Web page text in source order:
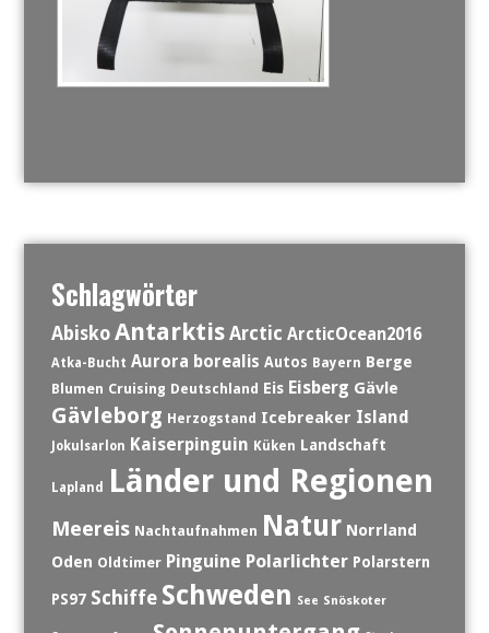
Schlagwörter
Abisko Antarktis Arctic ArcticOcean2016
Atka-Bucht Aurora borealis Autos Bayern Berge
Blumen Cruising Deutschland Eis Eisberg Gävle
Gävleborg Herzogstand Icebreaker Island
Jokulsarlon Kaiserpinguin Küken Landschaft
Lapland Länder und Regionen
Meereis Nachtaufnahmen Natur Norrland
Oden Oldtimer Pinguine Polarlichter Polarstern
PS97 Schiffe Schweden See Snöskoter